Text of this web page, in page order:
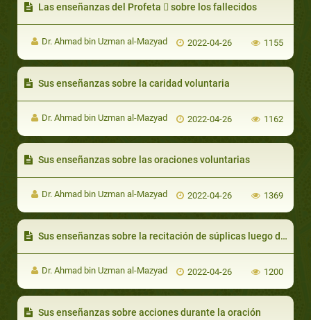
Las enseñanzas del Profeta  sobre los fallecidos
Dr. Ahmad bin Uzman al-Mazyad 2022-04-26 1155
Sus enseñanzas sobre la caridad voluntaria
Dr. Ahmad bin Uzman al-Mazyad 2022-04-26 1162
Sus enseñanzas sobre las oraciones voluntarias
Dr. Ahmad bin Uzman al-Mazyad 2022-04-26 1369
Sus enseñanzas sobre la recitación de súplicas luego de la oración
Dr. Ahmad bin Uzman al-Mazyad 2022-04-26 1200
Sus enseñanzas sobre acciones durante la oración